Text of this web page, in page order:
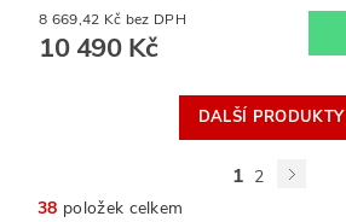
8 669,42 Kč bez DPH
10 490 Kč
DALŠÍ PRODUKTY
1 2
38 položek celkem